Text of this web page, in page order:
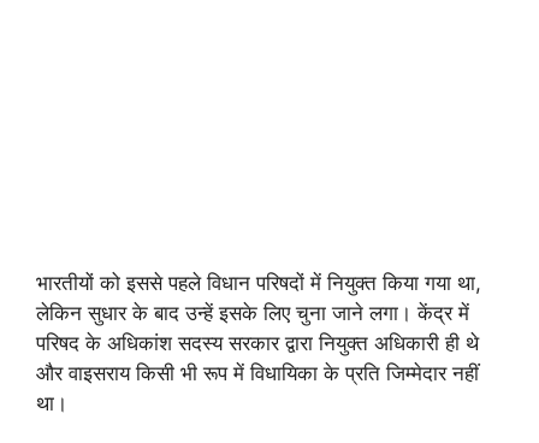
भारतीयों को इससे पहले विधान परिषदों में नियुक्त किया गया था,
लेकिन सुधार के बाद उन्हें इसके लिए चुना जाने लगा। केंद्र में
परिषद के अधिकांश सदस्य सरकार द्वारा नियुक्त अधिकारी ही थे
और वाइसराय किसी भी रूप में विधायिका के प्रति जिम्मेदार नहीं
था।